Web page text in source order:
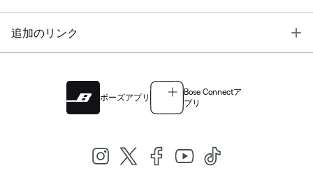
追加のリンク
ボーズアプリ
Bose Connectア
プリ